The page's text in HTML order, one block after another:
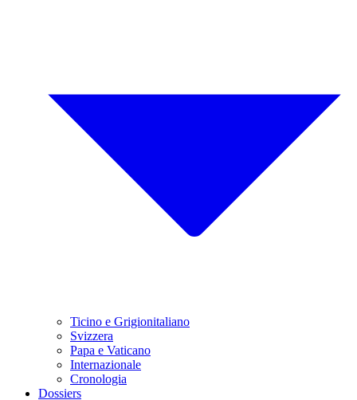
Ticino e Grigionitaliano
Svizzera
Papa e Vaticano
Internazionale
Cronologia
Dossiers